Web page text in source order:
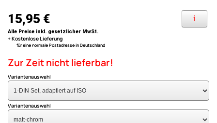
Vivaro Zafira Ignis Wagon R
matt-chrom adaptiert auf
MHY 2003-2007
Material: Kunststoff / Farbe matt-chrom / Ausschnitt (+/-2mm): 1-
DIN - 183x51mm
Info: bitte Anschluss prüfen - nur passend für Fahrzeuge mit ISO
Anschluss